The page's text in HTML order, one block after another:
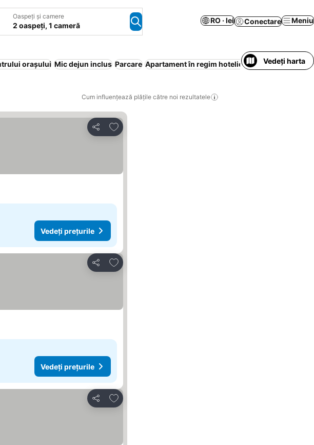
Oaspeți și camere
2 oaspeți, 1 cameră
RO · lei Conectare Meniu
orașului Mic dejun inclus Parcare Apartament în regim hotelier Anulare gratuită
Vedeți harta
Cum influențează plățile către noi rezultatele
Distribuiți
Adăugaţi la favorite
Vedeți prețurile
Distribuiți
Adăugaţi la favorite
Vedeți prețurile
Distribuiți
Adăugaţi la favorite